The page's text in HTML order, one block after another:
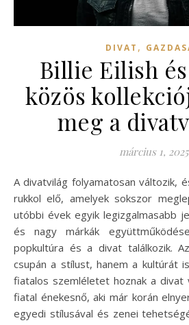
DIVAT ,
Billie Eilish
közös
meg a
március 1, 2025
A divatvilág folyamatosan változik, és mindig új trendekkel
rukkol elő, amelyek sokszor
utóbbi évek egyik legizgalmasabb
és nagy márkák
popkultúra és a divat találkozik.
csupán a stílust, hanem a kultúrát
fiatalos szemléletet hoznak a divat
fiatal énekesnő, aki már korán
egyedi stílusával és zenei